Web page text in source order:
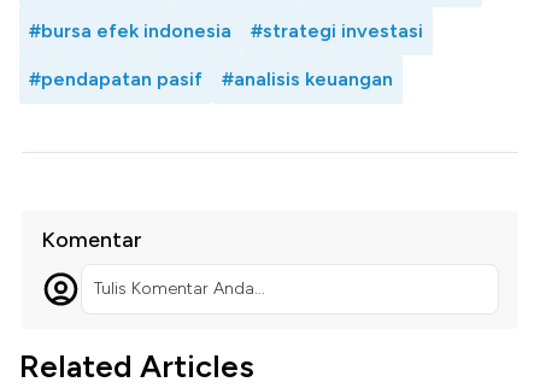
#bursa efek indonesia #strategi investasi
#pendapatan pasif #analisis keuangan
Komentar
Tulis Komentar Anda...
Related Articles